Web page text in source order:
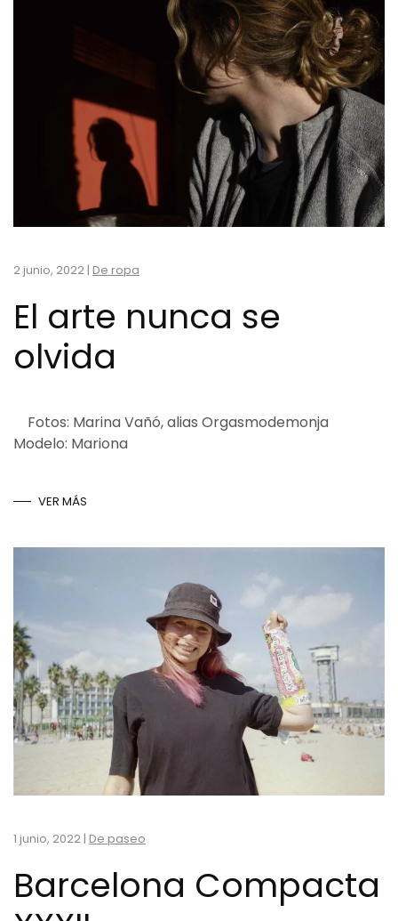
2 junio, 2022 | De ropa
El arte nunca se
olvida
Fotos: Marina Vañó, alias Orgasmodemonja
Modelo: Mariona
VER MÁS
1 junio, 2022 | De paseo
Barcelona Compacta